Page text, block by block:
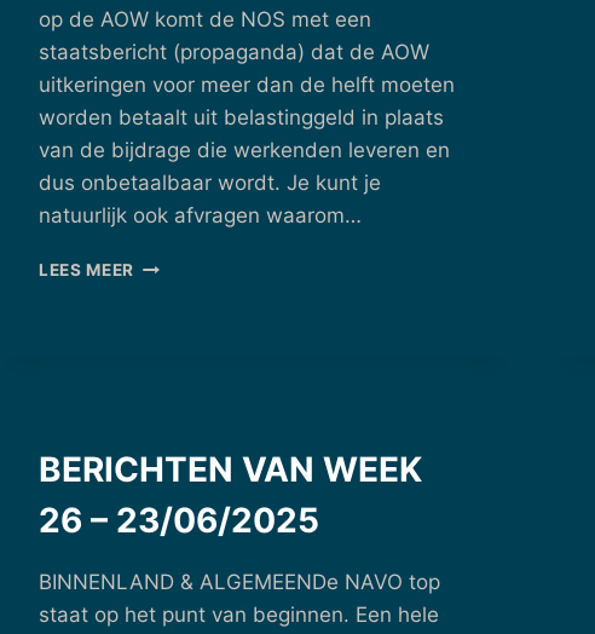
op de AOW komt de NOS met een
staatsbericht (propaganda) dat de AOW
uitkeringen voor meer dan de helft moeten
worden betaalt uit belastinggeld in plaats
van de bijdrage die werkenden leveren en
dus onbetaalbaar wordt. Je kunt je
natuurlijk ook afvragen waarom…
LEES MEER BERICHTEN
BERICHTEN VAN WEEK
26 – 23/06/2025
BINNENLAND & ALGEMEENDe NAVO top
staat op het punt van beginnen. Een hele